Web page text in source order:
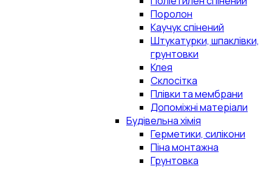
Поролон
Каучук спінений
Штукатурки, шпаклівки,
грунтовки
Клея
Склосітка
Плівки та мембрани
Допоміжні матеріали
Будівельна хімія
Герметики, силікони
Піна монтажна
Грунтовка